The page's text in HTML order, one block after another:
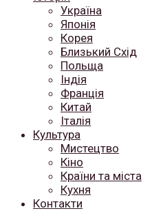
Україна
Японія
Корея
Близький Схід
Польща
Індія
Франція
Китай
Італія
Культура
Мистецтво
Кіно
Країни та міста
Кухня
Контакти